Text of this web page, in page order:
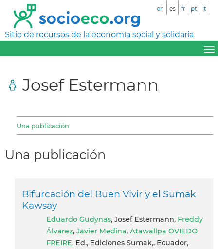
Sitio de recursos de la economía social y solidaria
en es fr pt it
Josef Estermann
Una publicación
Una publicación
Bifurcación del Buen Vivir y el Sumak
Kawsay
Eduardo Gudynas, Josef Estermann, Freddy
Álvarez, Javier Medina, Atawallpa OVIEDO
FREIRE, Ed., Ediciones Sumak,, Ecuador,